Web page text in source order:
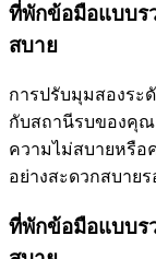
ที่พักข้อมือแบบร
สบาย
การปรับมุมสองระ
กับสถานีรบของคุ
ความไม่สบายหรือ
อย่างสะดวกสบาย
ที่พักข้อมือแบบร